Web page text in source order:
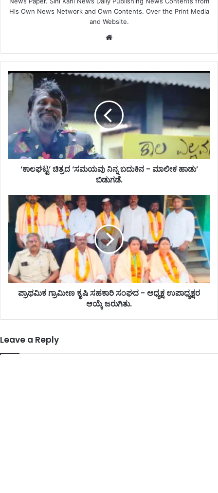
His Own News Network and Own Contents. Over the Print Media
and Website.
Website
‘ಕಾಲಘಟ್ಟ’ ಚಿತ್ರದ ‘ಸಮಯವು ನಿನ್ನ ಬದುಕಿನ - ಮಾಲೀಕ ಹಾಡು’
ಬಿಡುಗಡೆ.
ಪ್ರಾಥಮಿಕ ಗ್ರಾಮೀಣ ಕೖಷಿ ಸಹಕಾರಿ ಸಂಘದ - ಅಧ್ಯಕ್ಷ ಉಪಾಧ್ಯಕ್ಷರ
ಆಯ್ಕೆ ಜರುಗಿತು.
Leave a Reply